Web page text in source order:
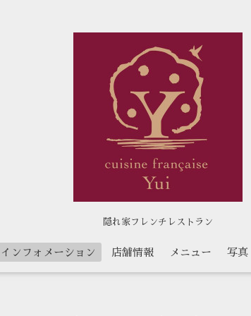
隠れ家フレンチレストラン
インフォメーション 店舗情報 メニュー 写真